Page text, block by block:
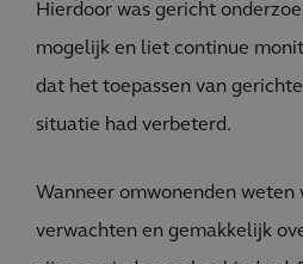
Hierdoor was gericht
mogelijk en liet continue
dat het toepassen van
situatie had verbeterd.
Wanneer omwonenden weten
verwachten en gemakkelijk